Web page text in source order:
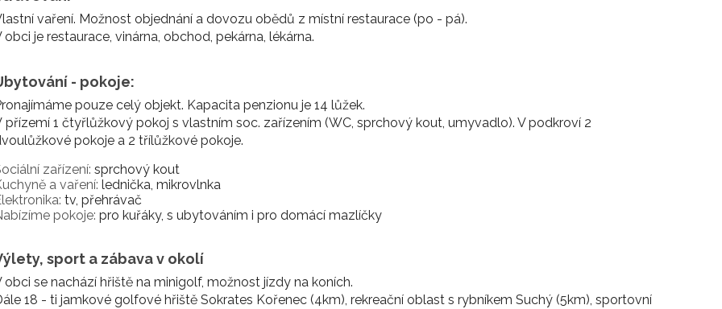
vaření. Možnost objednání a dovozu obědů z místní restaurace (po - pá).
obci je restaurace, vinárna, obchod, pekárna, lékárna.
- pokoje:
pouze celý objekt. Kapacita penzionu je 14 lůžek.
přízemí 1 čtyřlůžkový pokoj s vlastním soc. zařízením (WC, sprchový kout, umyvadlo). V podkroví 2
pokoje a 2 třílůžkové pokoje.
zařízení: sprchový kout
a vaření: lednička, mikrovlnka
tv, přehrávač
pokoje: pro kuřáky, s ubytováním i pro domácí mazlíčky
sport a zábava v okolí
obci se nachází hřiště na minigolf, možnost jízdy na koních.
18 - ti jamkové golfové hřiště Sokrates Kořenec (4km), rekreační oblast s rybníkem Suchý (5km), sportovní